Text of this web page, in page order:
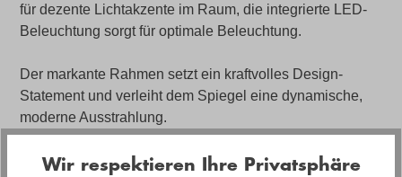
für dezente Lichtakzente im Raum, die integrierte LED-
Beleuchtung sorgt für optimale Beleuchtung.
Der markante Rahmen setzt ein kraftvolles Design-
Statement und verleiht dem Spiegel eine dynamische,
moderne Ausstrahlung.
Ideal für moderne Räume, die sowohl funktional als auch
Wir respektieren Ihre Privatsphäre